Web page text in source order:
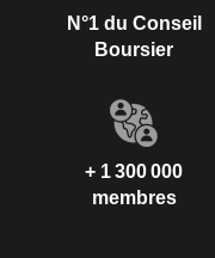
N°1 du Conseil
Boursier
+ 1 300 000
membres